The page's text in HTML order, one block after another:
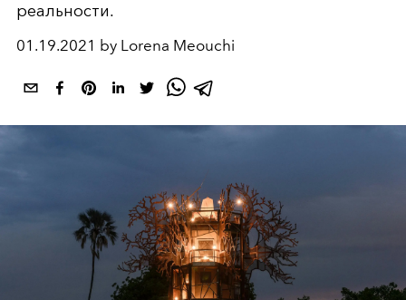
реальности.
01.19.2021 by Lorena Meouchi